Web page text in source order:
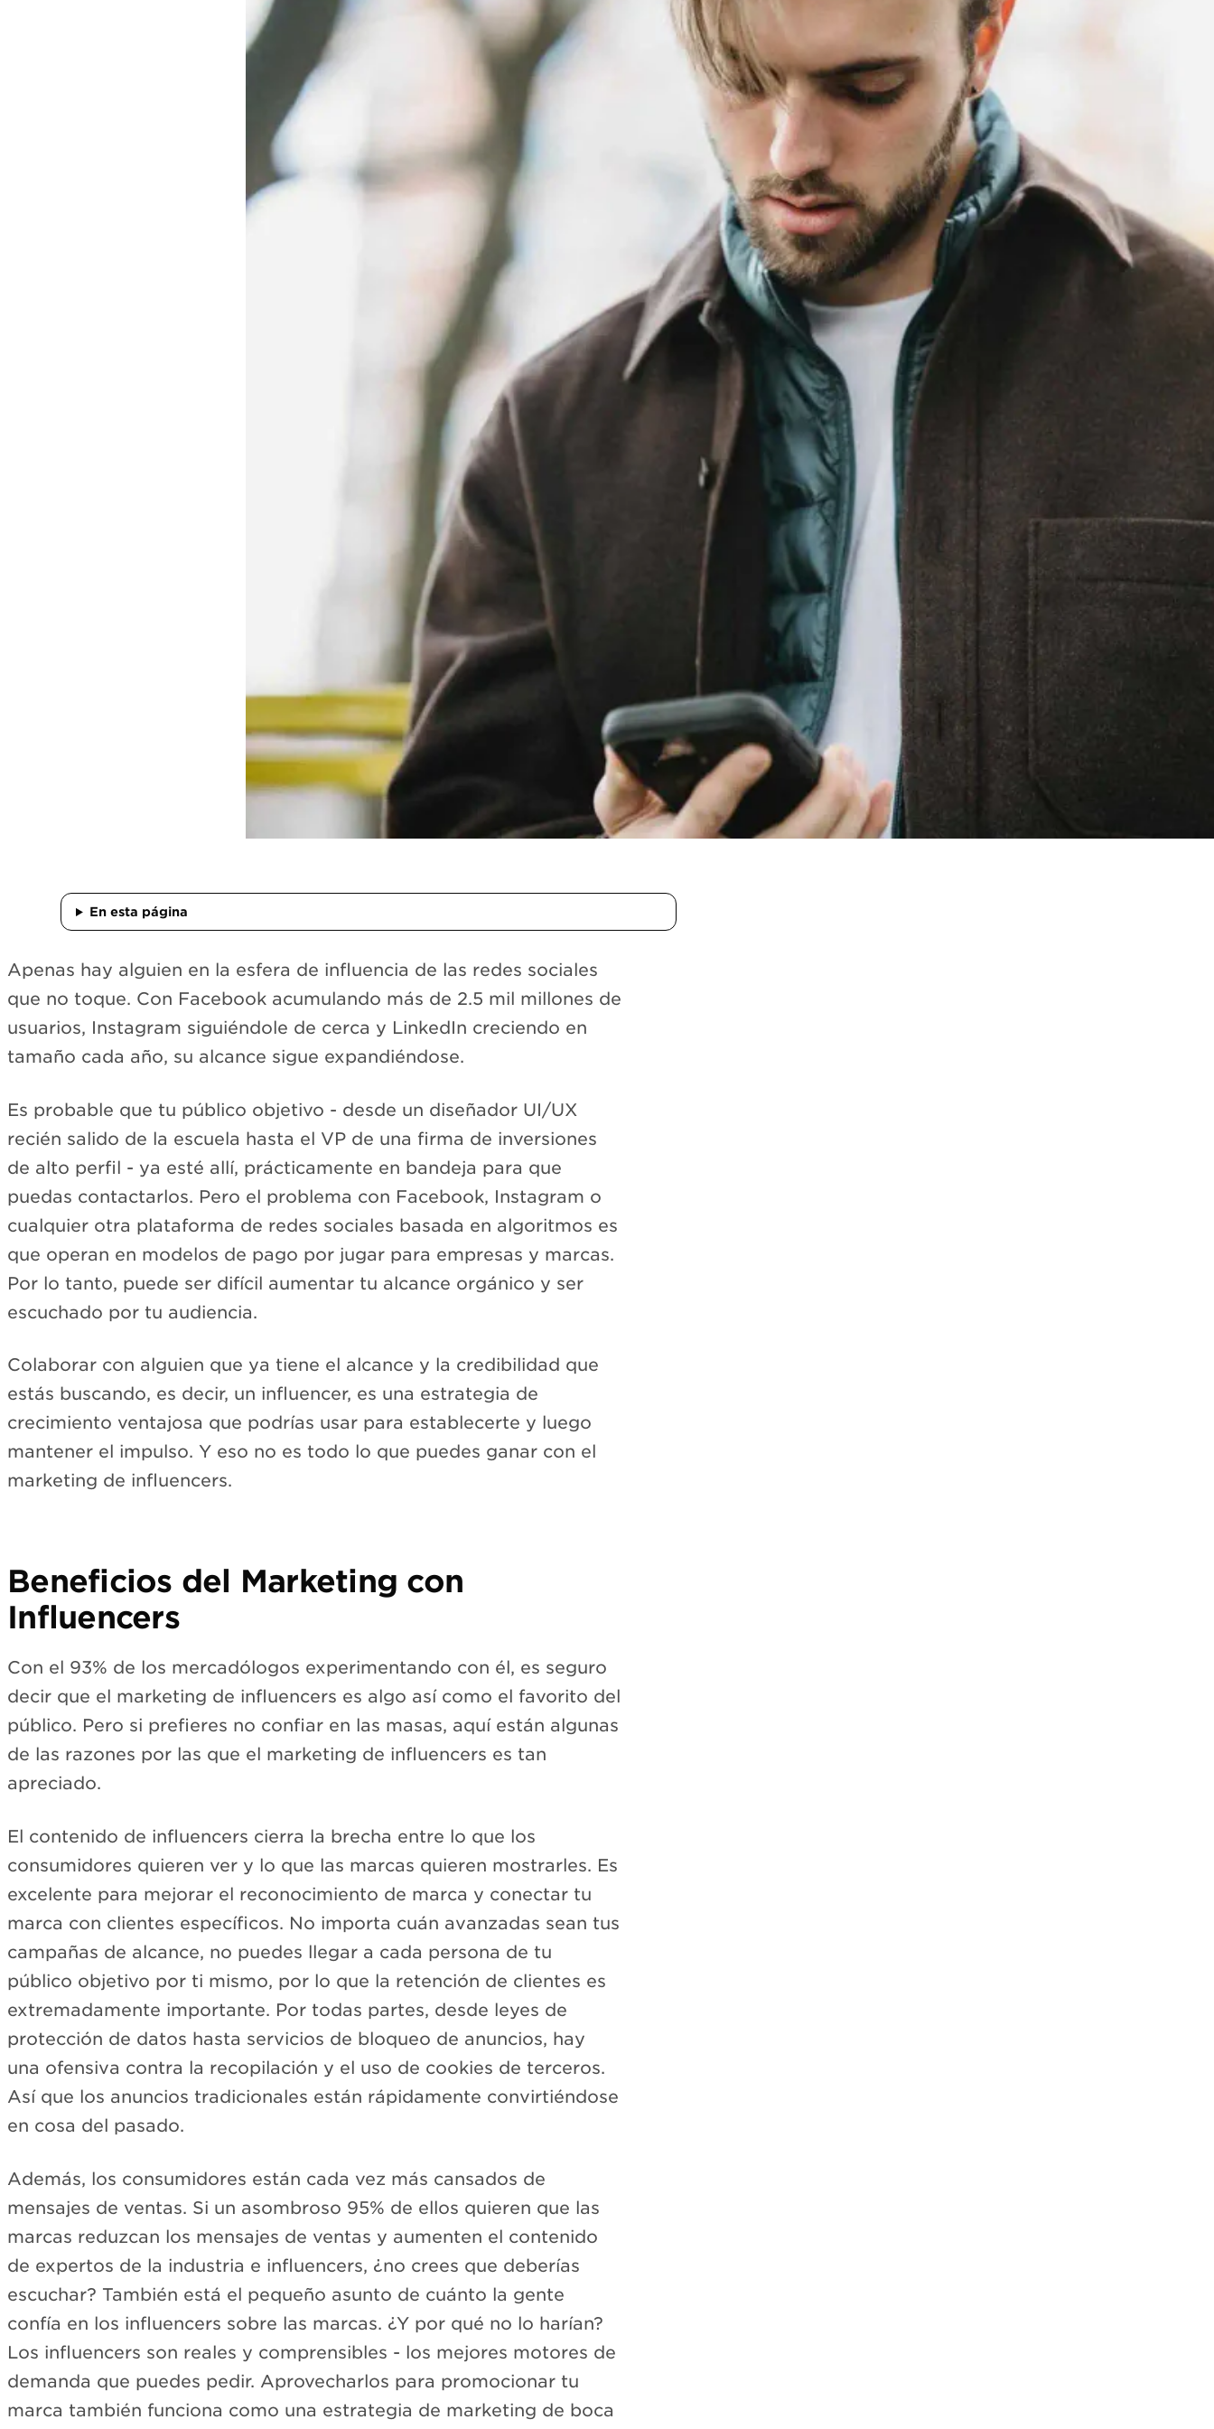
En esta página
Apenas hay alguien en la esfera de influencia de las redes sociales
que no toque. Con Facebook acumulando más de 2.5 mil millones de
usuarios, Instagram siguiéndole de cerca y LinkedIn creciendo en
tamaño cada año, su alcance sigue expandiéndose.
Es probable que tu público objetivo - desde un diseñador UI/UX
recién salido de la escuela hasta el VP de una firma de inversiones
de alto perfil - ya esté allí, prácticamente en bandeja para que
puedas contactarlos. Pero el problema con Facebook, Instagram o
cualquier otra plataforma de redes sociales basada en algoritmos es
que operan en modelos de pago por jugar para empresas y marcas.
Por lo tanto, puede ser difícil aumentar tu alcance orgánico y ser
escuchado por tu audiencia.
Colaborar con alguien que ya tiene el alcance y la credibilidad que
estás buscando, es decir, un influencer, es una estrategia de
crecimiento ventajosa que podrías usar para establecerte y luego
mantener el impulso. Y eso no es todo lo que puedes ganar con el
marketing de influencers.
Beneficios del Marketing con
Influencers
Con el 93% de los mercadólogos experimentando con él, es seguro
decir que el marketing de influencers es algo así como el favorito del
público. Pero si prefieres no confiar en las masas, aquí están algunas
de las razones por las que el marketing de influencers es tan
apreciado.
El contenido de influencers cierra la brecha entre lo que los
consumidores quieren ver y lo que las marcas quieren mostrarles. Es
excelente para mejorar el reconocimiento de marca y conectar tu
marca con clientes específicos. No importa cuán avanzadas sean tus
campañas de alcance, no puedes llegar a cada persona de tu
público objetivo por ti mismo, por lo que la retención de clientes es
extremadamente importante. Por todas partes, desde leyes de
protección de datos hasta servicios de bloqueo de anuncios, hay
una ofensiva contra la recopilación y el uso de cookies de terceros.
Así que los anuncios tradicionales están rápidamente convirtiéndose
en cosa del pasado.
Además, los consumidores están cada vez más cansados de
mensajes de ventas. Si un asombroso 95% de ellos quieren que las
marcas reduzcan los mensajes de ventas y aumenten el contenido
de expertos de la industria e influencers, ¿no crees que deberías
escuchar? También está el pequeño asunto de cuánto la gente
confía en los influencers sobre las marcas. ¿Y por qué no lo harían?
Los influencers son reales y comprensibles - los mejores motores de
demanda que puedes pedir. Aprovecharlos para promocionar tu
marca también funciona como una estrategia de marketing de boca